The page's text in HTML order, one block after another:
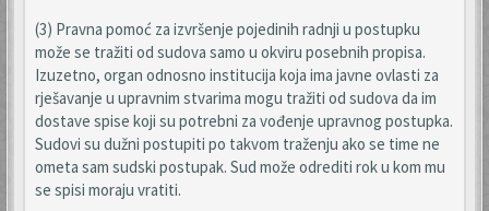
(3) Pravna pomoć za izvršenje pojedinih radnji u postupku
može se tražiti od sudova samo u okviru posebnih propisa.
Izuzetno, organ odnosno institucija koja ima javne ovlasti za
rješavanje u upravnim stvarima mogu tražiti od sudova da im
dostave spise koji su potrebni za vođenje upravnog postupka.
Sudovi su dužni postupiti po takvom traženju ako se time ne
ometa sam sudski postupak. Sud može odrediti rok u kom mu
se spisi moraju vratiti.